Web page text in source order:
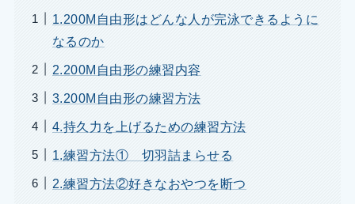
1.200M自由形はどんな人が完泳できるように
なるのか
2.200M自由形の練習内容
3.200M自由形の練習方法
4.持久力を上げるための練習方法
1.練習方法① 切羽詰まらせる
2.練習方法②好きなおやつを断つ